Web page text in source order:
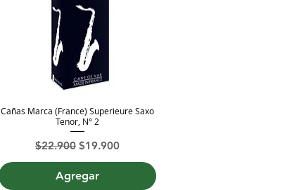
Vista rápida
Cañas Marca (France) Superieure Saxo
Tenor, N° 2
Precio
$22.900 Precio de oferta
$19.900
Agregar